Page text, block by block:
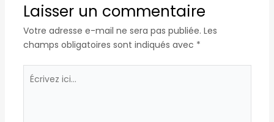
Laisser un commentaire
Votre adresse e-mail ne sera pas publiée. Les
champs obligatoires sont indiqués avec *
Écrivez
ici…